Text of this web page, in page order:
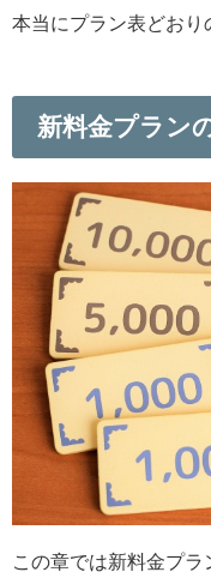
本当にプラン表どお
新料金プラン
この章では新料金プ